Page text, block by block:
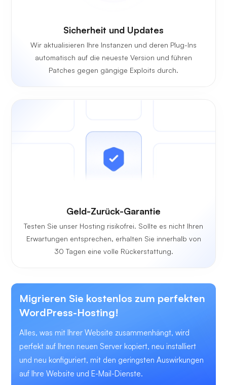
Sicherheit und Updates
Wir aktualisieren Ihre Instanzen und deren Plug-Ins
automatisch auf die neueste Version und führen
Patches gegen gängige Exploits durch.
Geld-Zurück-Garantie
Testen Sie unser Hosting risikofrei. Sollte es nicht Ihren
Erwartungen entsprechen, erhalten Sie innerhalb von
30 Tagen eine volle Rückerstattung.
Migrieren Sie kostenlos zum perfekten
WordPress-Hosting!
Alles, was mit Ihrer Website zusammenhängt, wird
perfekt auf Ihren neuen Server kopiert, neu installiert
und neu konfiguriert, mit den geringsten Auswirkungen
auf Ihre Website und E-Mail-Dienste.